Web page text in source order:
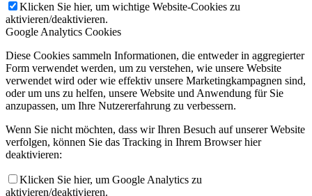
Klicken Sie hier, um wichtige Website-Cookies zu
aktivieren/deaktivieren.
Google Analytics Cookies
Diese Cookies sammeln Informationen, die entweder in aggregierter
Form verwendet werden, um zu verstehen, wie unsere Website
verwendet wird oder wie effektiv unsere Marketingkampagnen sind,
oder um uns zu helfen, unsere Website und Anwendung für Sie
anzupassen, um Ihre Nutzererfahrung zu verbessern.
Wenn Sie nicht möchten, dass wir Ihren Besuch auf unserer Website
verfolgen, können Sie das Tracking in Ihrem Browser hier
deaktivieren:
Klicken Sie hier, um Google Analytics zu
aktivieren/deaktivieren.